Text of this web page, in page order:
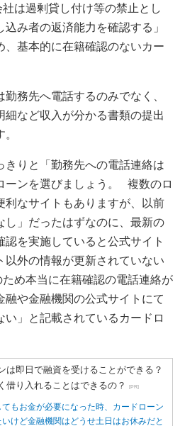
は過剰貸し付け等の禁止とし
み者の返済能力を確認する」
、基本的に在籍確認のないカー
務先へ電話するのみでなく、
細など収入が分かる書類の提出
きりと「勤務先への電話連絡は
ーンを選びましょう。 複数のロ
利なサイトもありますが、以前
し」だったはずなのに、最新の
を実施していると公式サイト
以外の情報が更新されていない
め本当に在籍確認の電話連絡が
融や金融機関の公式サイトにて
い」と記載されているカードロ
は即日で融資を受けることができる？
借り入れることはできるの？
[PR]
てもお金が必要になった時、カードローン
いけど金融機関はどうせ土日はお休みだと